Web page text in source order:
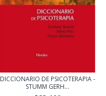
DICCIONARIO DE PSICOTERAPIA -
STUMM GERH...